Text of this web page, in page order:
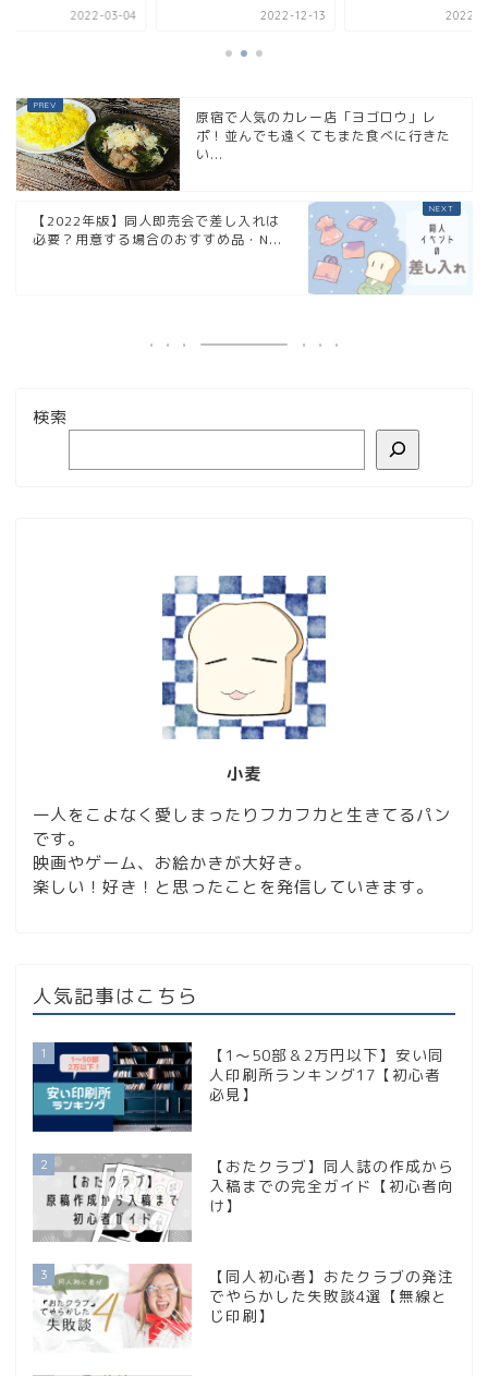
2022-12-13 2022-03-22 2022-
原宿で人気のカレー店「ヨゴロウ」レ
ポ！並んでも遠くてもまた食べに行きた
い...
【2022年版】同人即売会で差し入れは
必要？用意する場合のおすすめ品・N...
検索
小麦
一人をこよなく愛しまったりフカフカと生きてるパン
です。
映画やゲーム、お絵かきが大好き。
楽しい！好き！と思ったことを発信していきます。
人気記事はこちら
1
【1〜50部＆2万円以下】安い同
人印刷所ランキング17【初心者
必見】
2
【おたクラブ】同人誌の作成から
入稿までの完全ガイド【初心者向
け】
3
【同人初心者】おたクラブの発注
でやらかした失敗談4選【無線と
じ印刷】